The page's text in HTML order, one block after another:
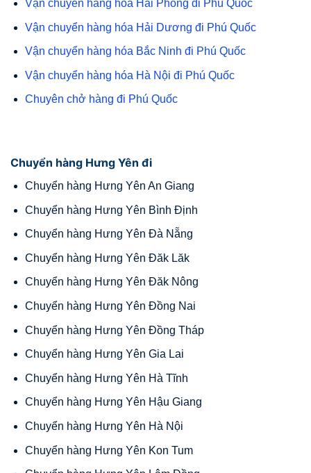
Vận chuyển hàng hóa Hải Phòng đi Phú Quốc
Vận chuyển hàng hóa Hải Dương đi Phú Quốc
Vận chuyển hàng hóa Bắc Ninh đi Phú Quốc
Vận chuyển hàng hóa Hà Nội đi Phú Quốc
Chuyên chở hàng đi Phú Quốc
Chuyển hàng Hưng Yên đi
Chuyển hàng Hưng Yên An Giang
Chuyển hàng Hưng Yên Bình Định
Chuyển hàng Hưng Yên Đà Nẵng
Chuyển hàng Hưng Yên Đăk Lăk
Chuyển hàng Hưng Yên Đăk Nông
Chuyển hàng Hưng Yên Đồng Nai
Chuyển hàng Hưng Yên Đồng Tháp
Chuyển hàng Hưng Yên Gia Lai
Chuyển hàng Hưng Yên Hà Tĩnh
Chuyển hàng Hưng Yên Hậu Giang
Chuyển hàng Hưng Yên Hà Nội
Chuyển hàng Hưng Yên Kon Tum